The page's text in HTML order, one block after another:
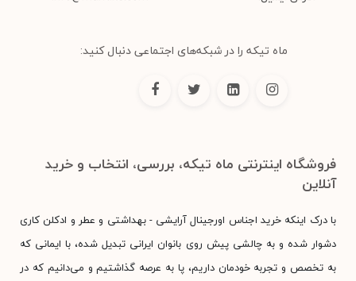
ماه تیکه را در شبکه‌های اجتماعی دنبال کنید:
فروشگاه اینترنتی ماه تیکه، بررسی، انتخاب و خرید
آنلاین
با درک اینکه خرید اجناس اورجینال آرایشی - بهداشتی و عطر و ادکلن کاری
دشوار شده و به چالشی پیش روی بانوان ایرانی تبدیل شده، با ایمانی که
به تخصص و تجربه خودمان داریم، پا به عرصه گذاشتیم و می‌دانیم که در